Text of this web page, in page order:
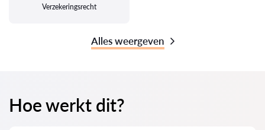
Verzekeringsrecht
Alles weergeven
Hoe werkt dit?